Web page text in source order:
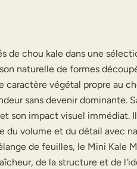
de chou kale dans une
naturelle de formes
végétal propre au
sans devenir
son impact visuel
volume et du détail avec
de feuilles, le Mini Kale
de la structure et de